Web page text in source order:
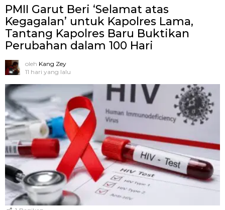
PMII Garut Beri ‘Selamat atas
Kegagalan’ untuk Kapolres Lama,
Tantang Kapolres Baru Buktikan
Perubahan dalam 100 Hari
oleh Kang Zey
11 hari yang lalu